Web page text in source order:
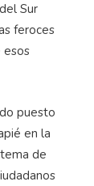
Sur
feroces
esos
puesto
en la
de